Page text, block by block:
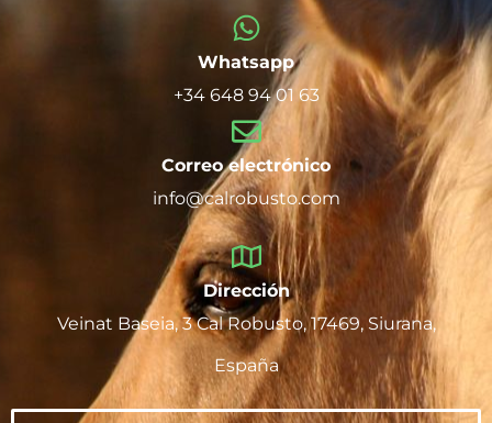
Whatsapp
+34 648 94 01 63
Correo electrónico
info@calrobusto.com
Dirección
Veinat Baseia, 3 Cal Robusto, 17469, Siurana,
España